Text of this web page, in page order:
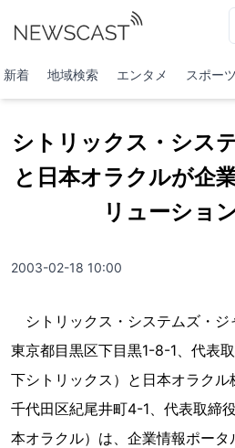
新着 地域検索 エンタメ スポーツ
シトリックス・シス
と日本オラクルが企
リューショ
2003-02-18 10:00
シトリックス・システムズ・ジ
東京都目黒区下目黒1-8-1、代表
下シトリックス）と日本オラク
千代田区紀尾井町4-1、代表取締
本オラクル）は、企業情報ポー